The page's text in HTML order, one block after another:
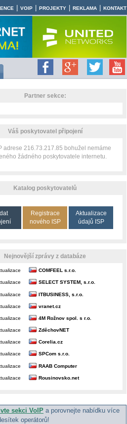
VOIP PROJEKTY REKLAMA KONTAKT
Partner sekce:
Váš poskytovatel připojení
adrese 216.73.217.85 bohužel nemáme
žádného poskytovatele internetu.
Katalog poskytovatelů
Registrace
nového ISP
Aktualizace
údajů ISP
Nejnovější zprávy z databáze
COMFEEL s.r.o.
SELECT SYSTEM, s.r.o.
ITBUSINESS, s.r.o.
vranet.cz
4M Rožnov spol. s r.o.
ZděchovNET
Corelia.cz
SPCom s.r.o.
RAAB Computer
Rousinovsko.net
sekci VoIP a porovnejte nabídku více
operátorů!